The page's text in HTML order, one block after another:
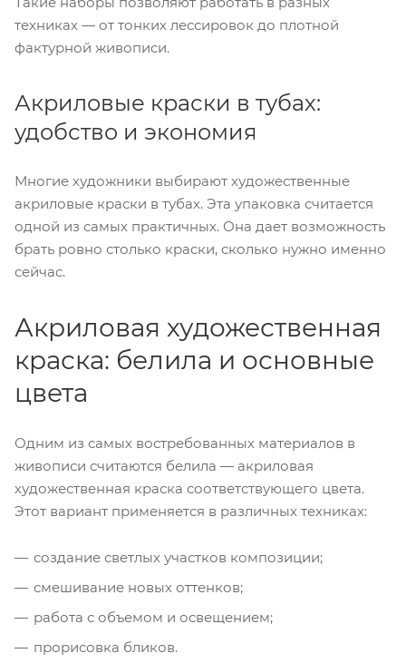
техниках — от тонких лессировок до плотной
фактурной живописи.
Акриловые краски в тубах:
удобство и экономия
Многие художники выбирают художественные
акриловые краски в тубах. Эта упаковка считается
одной из самых практичных. Она дает возможность
брать ровно столько краски, сколько нужно именно
сейчас.
Акриловая художественная
краска: белила и основные
цвета
Одним из самых востребованных материалов в
живописи считаются белила — акриловая
художественная краска соответствующего цвета.
Этот вариант применяется в различных техниках:
создание светлых участков композиции;
смешивание новых оттенков;
работа с объемом и освещением;
прорисовка бликов.